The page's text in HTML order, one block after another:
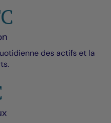
des actifs et la